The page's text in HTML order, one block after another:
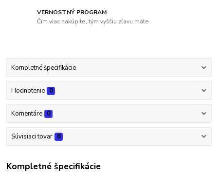
VERNOSTNÝ PROGRAM
Čím viac nakúpite, tým vyššiu zľavu máte
Kompletné špecifikácie
Hodnotenie 0
Komentáre 0
Súvisiaci tovar 8
Kompletné špecifikácie